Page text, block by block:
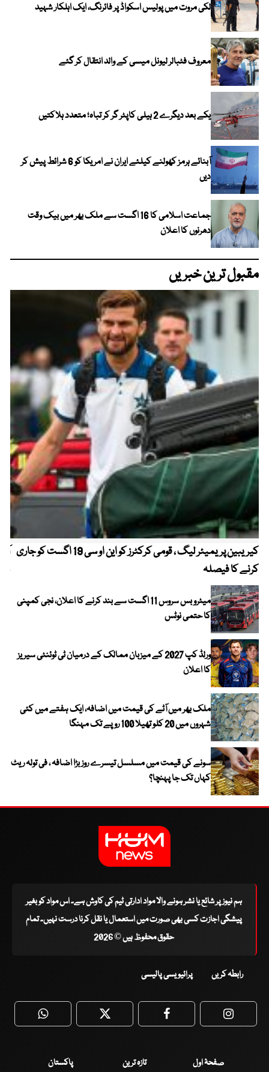
لکی مروت میں پولیس اسکواڈ پر فائرنگ، ایک اہلکار شہید
معروف فٹبالر لیونل میسی کے والد انتقال کر گئے
یکے بعد دیگرے 2 ہیلی کاپٹر گر کر تباہ؛ متعدد ہلاکتیں
آبنائے ہرمز کھولنے کیلئے ایران نے امریکا کو 6 شرائط پیش کر
دیں
جماعت اسلامی کا 16 اگست سے ملک بھر میں بیک وقت
دھرنوں کا اعلان
مقبول ترین خبریں
کیریبین پریمیئر لیگ ، قومی کرکٹرز کو این او سی 19 اگست کو جاری
کرنے کا فیصلہ
میٹرو بس سروس 11 اگست سے بند کرنے کا اعلان، نجی کمپنی
کا حتمی نوٹس
ورلڈ کپ 2027 کے میزبان ممالک کے درمیان ٹی ٹوئنٹی سیریز
کا اعلان
ملک بھر میں آٹے کی قیمت میں اضافہ، ایک ہفتے میں کئی
شہروں میں 20 کلو تھیلا 100 روپے تک مہنگا
سونے کی قیمت میں مسلسل تیسرے روز بڑا اضافہ ، فی تولہ ریٹ
کہاں تک جا پہنچا؟
ہم نیوز پر شائع یا نشر ہونے والا مواد ادارتی ٹیم کی کاوش ہے۔ اس مواد کو بغیر
پیشگی اجازت کسی بھی صورت میں استعمال یا نقل کرنا درست نہیں۔ تمام
حقوق محفوظ ہیں © 2026
رابطہ کریں پرائیویسی پالیسی
WhatsApp Twitter Facebook
صفحۂ اول تازہ ترین پاکستان